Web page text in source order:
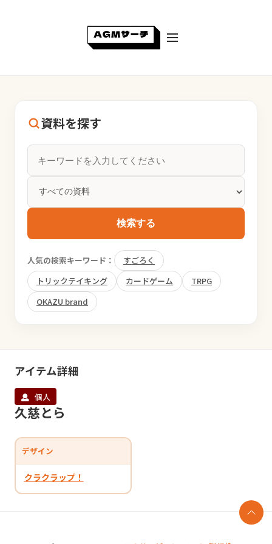
資料を探す
検索する
人気の検索キーワード：
すごろく
トリックテイキング
カードゲーム
TRPG
OKAZU brand
アイテム詳細
個人
久慈とら
デザイン
クラクラップ！